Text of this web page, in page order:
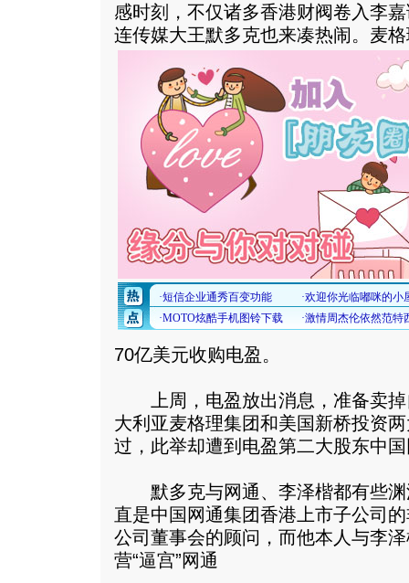
感时刻，不仅诸多香港财阀卷入李
连传媒大王默多克也来凑热闹。 麦
70亿美元收购电盈。
上周，电盈放出消息，准备卖掉
大利亚麦格理集团和美国新桥投资
过，此举却遭到电盈第二大股东中
默多克与网通、李泽楷都有些渊
直是中国网通集团香港上市子公司
公司董事会的顾问，而他本人与李
营“逼宫”网通